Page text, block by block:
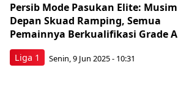
Liga 1
Persib Mode Pasukan Elite: Musim
Depan Skuad Ramping, Semua
Pemainnya Berkualifikasi Grade A
Senin, 9 Jun 2025 - 10:31